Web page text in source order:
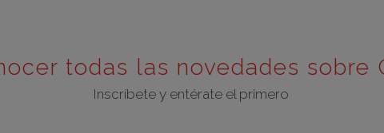
todas las novedades sobre
Inscríbete y entérate el primero